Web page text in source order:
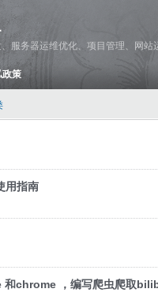
服务器运维优化、项目管理、网
政策
用指南
chrome ，编写爬虫爬取